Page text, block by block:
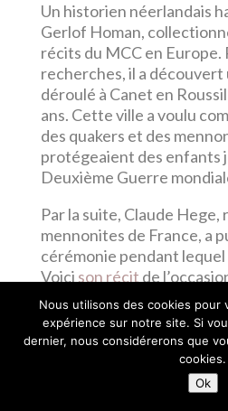
Un historien néerlandais
Gerlof Homan,
récits du MCC en Europe.
recherches, il a découvert
déroulé à Canet en
ans. Cette ville a voulu
des quakers et des
protégeaient des enfants
Deuxième Guerre
Par la suite, Claude
mennonites de France, a
cérémonie pendant lequel
Voici son récit de
nos gestes et nos
anodins.
Nous utilisons des cookies pour
expérience sur notre site. Si
dernier, nous considérerons que
cookies.
Ok